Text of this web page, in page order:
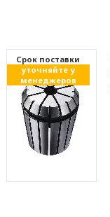
Cрок поставки
уточняйте у
менеджеров